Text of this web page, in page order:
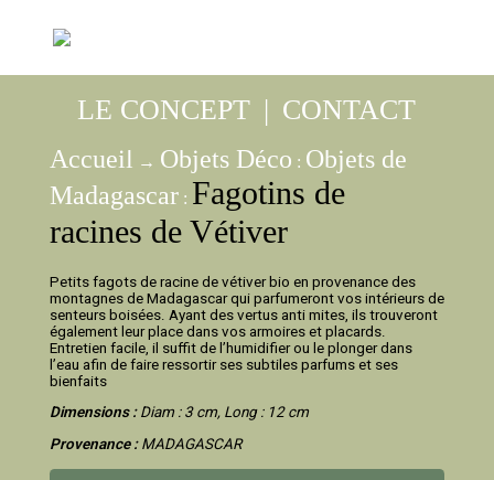
LE CONCEPT | CONTACT
Accueil → Objets Déco : Objets de
Madagascar: Fagotins de
racines de Vétiver
Petits fagots de racine de vétiver bio en provenance des
montagnes de Madagascar qui parfumeront vos intérieurs de
senteurs boisées. Ayant des vertus anti mites, ils trouveront
également leur place dans vos armoires et placards.
Entretien facile, il suffit de l’humidifier ou le plonger dans
l’eau afin de faire ressortir ses subtiles parfums et ses
bienfaits
Dimensions :Diam : 3 cm, Long : 12 cm
Provenance :MADAGASCAR